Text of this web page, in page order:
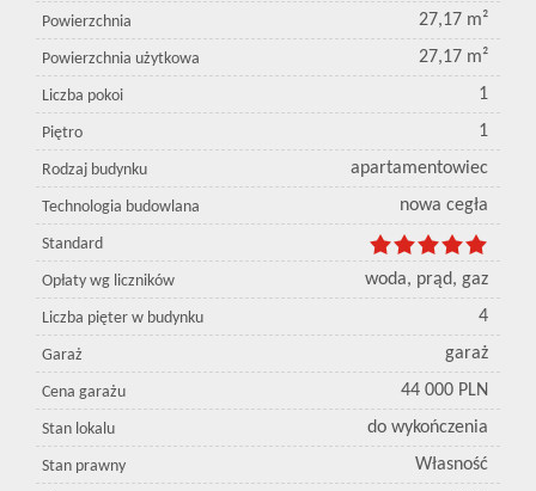
Powierzchnia 27,17 m²
Powierzchnia użytkowa 27,17 m²
Liczba pokoi 1
Piętro 1
Rodzaj budynku apartamentowiec
Technologia budowlana nowa cegła
Standard
Opłaty wg liczników woda, prąd, gaz
Liczba pięter w budynku 4
Garaż garaż
Cena garażu 44 000 PLN
Stan lokalu do wykończenia
Stan prawny Własność